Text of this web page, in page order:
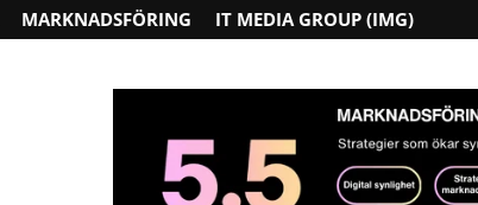
MARKNADSFÖRING IT MEDIA GROUP (IMG)